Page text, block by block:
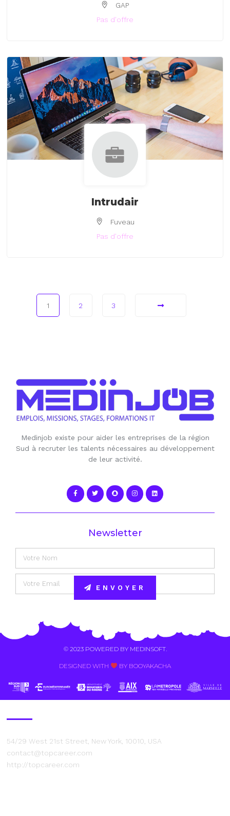
GAP
Pas d'offre
Intrudair
Fuveau
Pas d'offre
1 2 3
Medinjob existe pour aider les entreprises de la région
Sud à recruter les talents nécessaires au développement
de leur activité.
Newsletter
ENVOYER
© 2023 POWERED BY MEDINSOFT.
DESIGNED WITH BY BOOYAKACHA​
54/29 West 21st Street, New York, 10010, USA
contact@topcareer.com
http://topcareer.com